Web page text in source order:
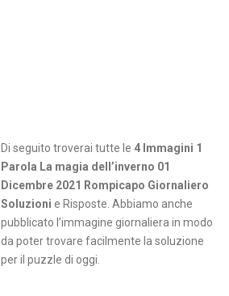
Di seguito troverai tutte le 4 Immagini 1
Parola La magia dell’inverno 01
Dicembre 2021 Rompicapo Giornaliero
Soluzioni e Risposte. Abbiamo anche
pubblicato l’immagine giornaliera in modo
da poter trovare facilmente la soluzione
per il puzzle di oggi.